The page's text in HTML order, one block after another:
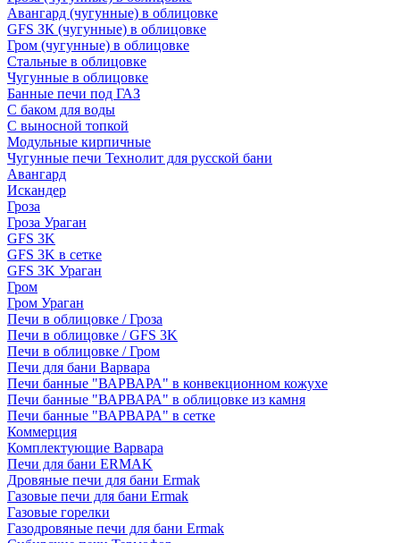
Авангард (чугунные) в облицовке
GFS ЗК (чугунные) в облицовке
Гром (чугунные) в облицовке
Стальные в облицовке
Чугунные в облицовке
Банные печи под ГАЗ
С баком для воды
С выносной топкой
Модульные кирпичные
Чугунные печи Технолит для русской бани
Авангард
Искандер
Гроза
Гроза Ураган
GFS 3K
GFS 3K в сетке
GFS 3K Ураган
Гром
Гром Ураган
Печи в облицовке / Гроза
Печи в облицовке / GFS 3K
Печи в облицовке / Гром
Печи для бани Варвара
Печи банные "ВАРВАРА" в конвекционном кожухе
Печи банные "ВАРВАРА" в облицовке из камня
Печи банные "ВАРВАРА" в сетке
Коммерция
Комплектующие Варвара
Печи для бани ERMAK
Дровяные печи для бани Ermak
Газовые печи для бани Ermak
Газовые горелки
Газодровяные печи для бани Ermak